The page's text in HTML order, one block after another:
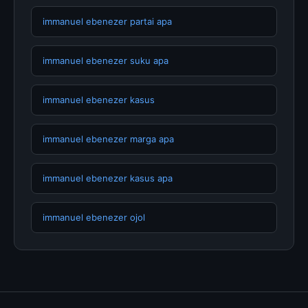
immanuel ebenezer partai apa
immanuel ebenezer suku apa
immanuel ebenezer kasus
immanuel ebenezer marga apa
immanuel ebenezer kasus apa
immanuel ebenezer ojol